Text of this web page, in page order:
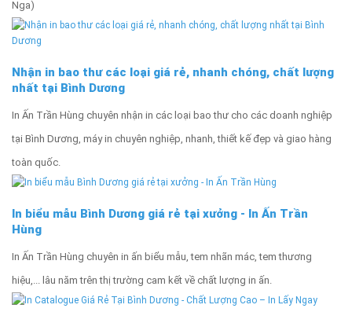
Nga)
Nhận in bao thư các loại giá rẻ, nhanh chóng, chất lượng
nhất tại Bình Dương
In Ấn Trần Hùng chuyên nhận in các loại bao thư cho các doanh nghiệp
tại Bình Dương, máy in chuyên nghiệp, nhanh, thiết kế đẹp và giao hàng
toàn quốc.
In biểu mẫu Bình Dương giá rẻ tại xưởng - In Ấn Trần
Hùng
In Ấn Trần Hùng chuyên in ấn biểu mẫu, tem nhãn mác, tem thương
hiệu,... lâu năm trên thị trường cam kết về chất lượng in ấn.